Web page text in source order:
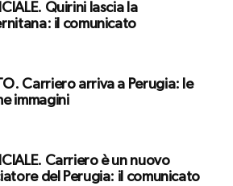
Quirini lascia la
il comunicato
Carriero arriva a Perugia: le
immagini
Carriero è un nuovo
del Perugia: il comunicato